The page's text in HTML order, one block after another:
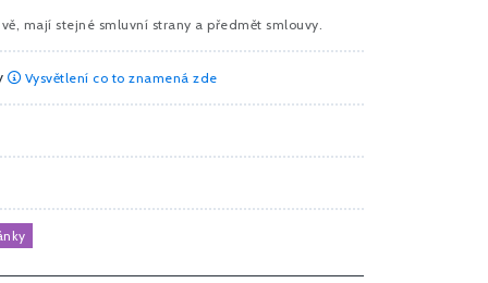
mají stejné smluvní strany a předmět smlouvy.
Vysvětlení co to znamená zde